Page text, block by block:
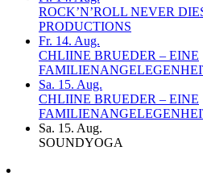
ROCK’N’ROLL NEVER
PRODUCTIONS
Fr. 14. Aug.
CHLIINE BRUEDER – EINE
Sa. 15. Aug.
CHLIINE BRUEDER – EINE
Sa. 15. Aug.
SOUNDYOGA